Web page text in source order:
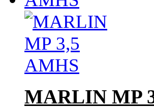
MARLIN MP